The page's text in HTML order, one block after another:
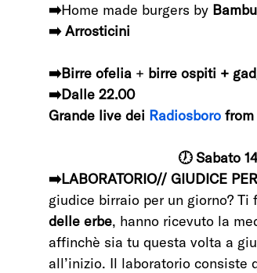
➡️Home made burgers by
➡️ Arrosticini
➡️Birre ofelia + birre ospiti +
➡️Dalle 22.00
Grande live dei Radiosboro from
🕖 Sabato
➡️LABORATORIO// GIUDICE
giudice birraio per un giorno?
delle erbe, hanno ricevuto la
affinchè sia tu questa volta a
all’inizio. Il laboratorio consiste